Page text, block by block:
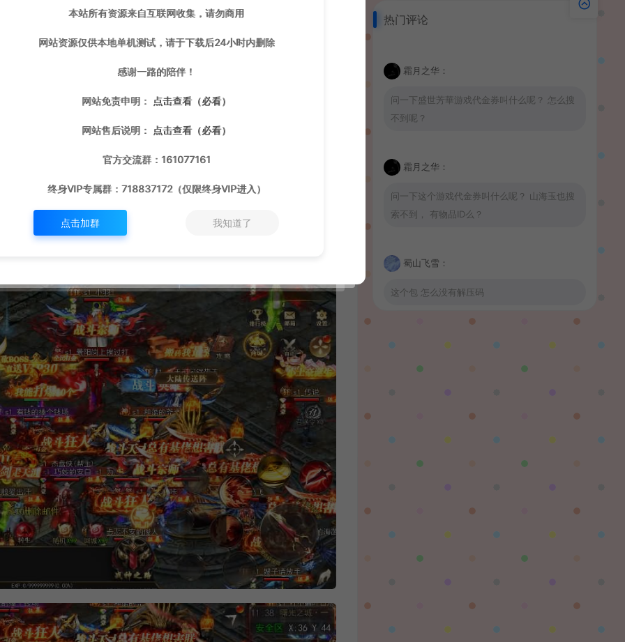
热门评论
霜月之华：
问一下盛世芳華游戏代金券叫什么呢？ 怎么搜
不到呢？
霜月之华：
问一下这个游戏代金券叫什么呢？ 山海玉也搜
索不到， 有物品ID么？
蜀山飞雪：
这个包 怎么没有解压码
山海玉
本站所有资源来自互联网收集，请勿商用
网站资源仅供本地单机测试，请于下载后24小时内删除
感谢一路的陪伴！
网站免责申明： 点击查看（必看）
网站售后说明： 点击查看（必看）
官方交流群：161077161
终身VIP专属群：718837172（仅限终身VIP进入）
点击加群 我知道了